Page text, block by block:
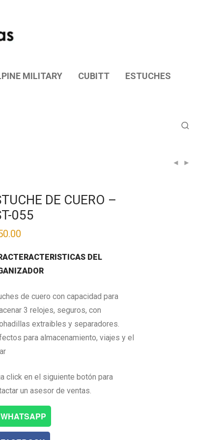
MILITARY CUBITT ESTUCHES
DE CUERO –
055
DEL
de cuero con capacidad para
3 relojes, seguros, con
extraibles y separadores.
para almacenamiento, viajes y el
click en el siguiente botón para
un asesor de ventas.